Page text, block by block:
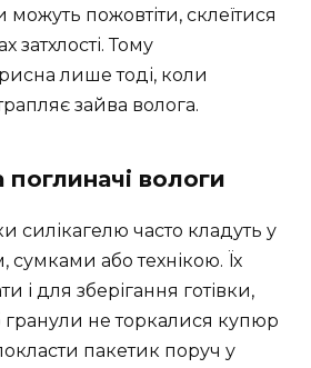
можуть пожовтіти, склеїтися
затхлості. Тому
лише тоді, коли
зайва волога.
поглиначі вологи
силікагелю часто кладуть у
сумками або технікою. Їх
і для зберігання готівки,
не торкалися купюр
пакетик поруч у